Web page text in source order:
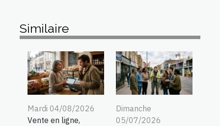
Similaire
Mardi 04/08/2026
Vente en ligne,
Dimanche
05/07/2026